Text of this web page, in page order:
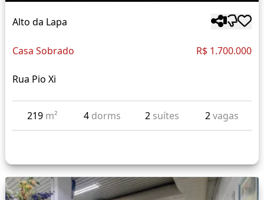
Alto da Lapa
Casa Sobrado R$ 1.700.000
Rua Pio Xi
219 m² 4 dorms 2 suítes 2vagas